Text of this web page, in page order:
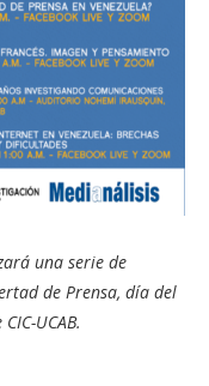
una serie de
de Prensa, día del
UCAB.